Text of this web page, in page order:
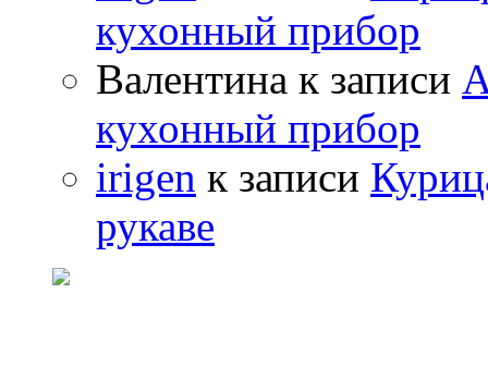
кухонный прибор
Валентина к записи
кухонный прибор
irigen к записи
рукаве